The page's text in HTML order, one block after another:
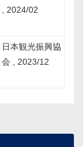
, 2024/02
日本観光振興協
会 , 2023/12